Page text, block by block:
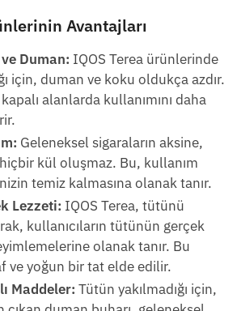
Avantajları
Duman: IQOS Terea ürünlerinde
için, duman ve koku oldukça azdır.
alanlarda kullanımını daha
Geleneksel sigaraların aksine,
kül oluşmaz. Bu, kullanım
temiz kalmasına olanak tanır.
Lezzeti: IQOS Terea, tütünü
kullanıcıların tütünün gerçek
olanak tanır. Bu
ve yoğun bir tat elde edilir.
Maddeler: Tütün yakılmadığı için,